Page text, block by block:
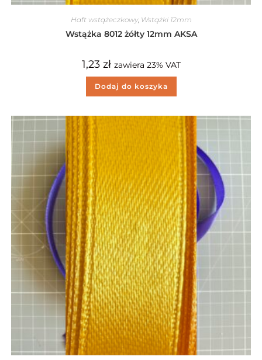
Haft wstążeczkowy, Wstążki 12mm
Wstążka 8012 żółty 12mm AKSA
1,23 zł zawiera 23% VAT
Dodaj do koszyka